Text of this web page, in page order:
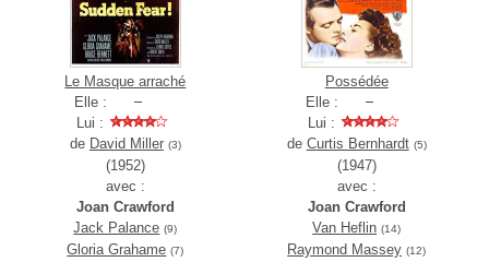
Le Masque arraché
Elle :
Lui :
de David Miller (3)
(1952)
avec :
Joan Crawford
Jack Palance (9)
Gloria Grahame (7)
Possédée
Elle :
Lui :
de Curtis Bernhardt (5)
(1947)
avec :
Joan Crawford
Van Heflin (14)
Raymond Massey (12)